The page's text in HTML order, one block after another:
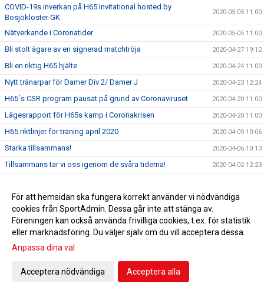
COVID-19s inverkan på H65 Invitational hosted by
Bosjökloster GK
2020-05-05 11:00
Nätverkande i Coronatider 2020-05-05 11:00
Bli stolt ägare av en signerad matchtröja 2020-04-27 19:12
Bli en riktig H65 hjälte 2020-04-24 11:00
Nytt tränarpar för Damer Div 2/ Damer J 2020-04-23 12:24
H65´s CSR program pausat på grund av Coronaviruset 2020-04-20 11:00
Lägesrapport för H65s kamp i Coronakrisen 2020-04-20 11:00
H65 riktlinjer för träning april 2020 2020-04-09 10:06
Starka tillsammans! 2020-04-06 10:13
Tillsammans tar vi oss igenom de svåra tiderna! 2020-04-02 12:23
Ibland blir det inte riktigt som man tänkt sig... 2020-03-20 10:57
Angående träningtillfällen 2020-03-17 12:12
Uppsamlingsheat belastningsregistret 24/3 2020-03-16 12:06
Info Skånes HF angående coronaviruset
Info Svensk Handboll angående coronaviruset
Dags att anmäla sig till H65 Invitational 2020!
För att hemsidan ska fungera korrekt använder vi nödvändiga
cookies från SportAdmin. Dessa går inte att stänga av.
Föreningen kan också använda frivilliga cookies, t.ex. för statistik
eller marknadsföring. Du väljer själv om du vill acceptera dessa.
Anpassa dina val
Acceptera nödvändiga Acceptera alla